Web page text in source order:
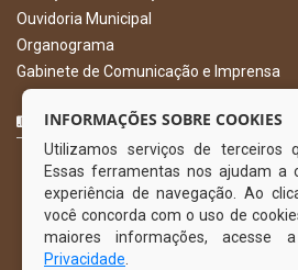
Ouvidoria Municipal
Organograma
Gabinete de Comunicação e Imprensa
CURTA NOSSA FAN PAGE
INFORMAÇÕES SOBRE COOKIES
Utilizamos serviços de terceiros
Essas ferramentas nos ajudam a
experiência de navegação. Ao
você concorda com o uso de
maiores informações, acesse
Privacidade